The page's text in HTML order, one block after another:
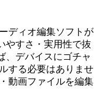
ディオ編集ソフトが
やすさ・実用性で抜
、デバイスにゴチャ
する必要はありませ
動画ファイルを編集